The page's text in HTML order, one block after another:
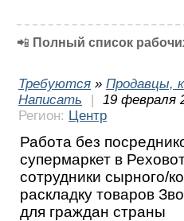
📲 Полный список
Требуются » Продавцы,
Написать
|
19 февраля
Регион: Центр
Работа без
супермаркет в
сотрудники сырного/
раскладку товаров
для граждан страны